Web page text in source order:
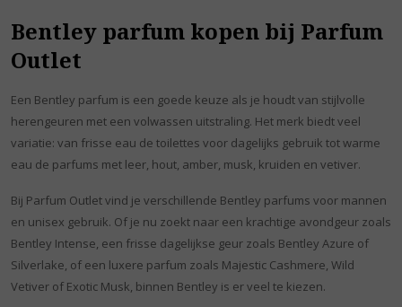
Bentley parfum kopen bij Parfum
Outlet
Een Bentley parfum is een goede keuze als je houdt van stijlvolle
herengeuren met een volwassen uitstraling. Het merk biedt veel
variatie: van frisse eau de toilettes voor dagelijks gebruik tot warme
eau de parfums met leer, hout, amber, musk, kruiden en vetiver.
Bij Parfum Outlet vind je verschillende Bentley parfums voor mannen
en unisex gebruik. Of je nu zoekt naar een krachtige avondgeur zoals
Bentley Intense, een frisse dagelijkse geur zoals Bentley Azure of
Silverlake, of een luxere parfum zoals Majestic Cashmere, Wild
Vetiver of Exotic Musk, binnen Bentley is er veel te kiezen.